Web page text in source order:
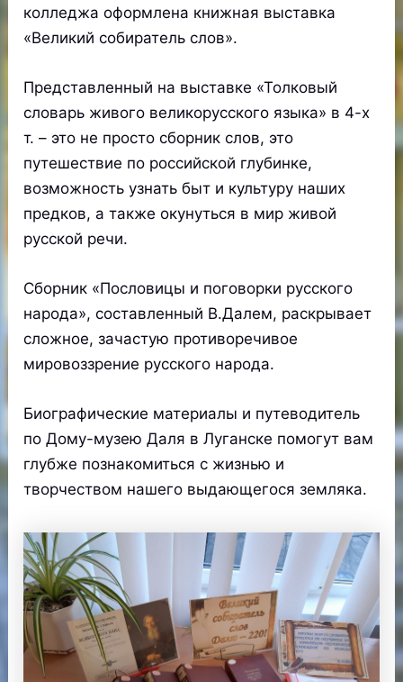
колледжа оформлена книжная выставка
«Великий собиратель слов».
Представленный на выставке «Толковый
словарь живого великорусского языка» в 4-х
т. – это не просто сборник слов, это
путешествие по российской глубинке,
возможность узнать быт и культуру наших
предков, а также окунуться в мир живой
русской речи.
Сборник «Пословицы и поговорки русского
народа», составленный В.Далем, раскрывает
сложное, зачастую противоречивое
мировоззрение русского народа.
Биографические материалы и путеводитель
по Дому-музею Даля в Луганске помогут вам
глубже познакомиться с жизнью и
творчеством нашего выдающегося земляка.